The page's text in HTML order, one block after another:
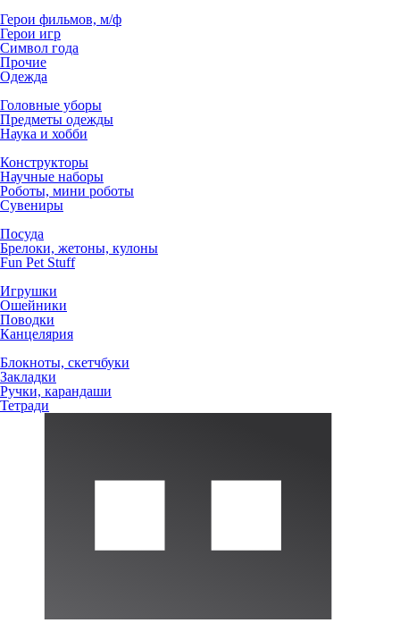
Герои фильмов, м/ф
Герои игр
Символ года
Прочие
Одежда
Головные уборы
Предметы одежды
Наука и хобби
Конструкторы
Научные наборы
Роботы, мини роботы
Сувениры
Посуда
Брелоки, жетоны, кулоны
Fun Pet Stuff
Игрушки
Ошейники
Поводки
Канцелярия
Блокноты, скетчбуки
Закладки
Ручки, карандаши
Тетради